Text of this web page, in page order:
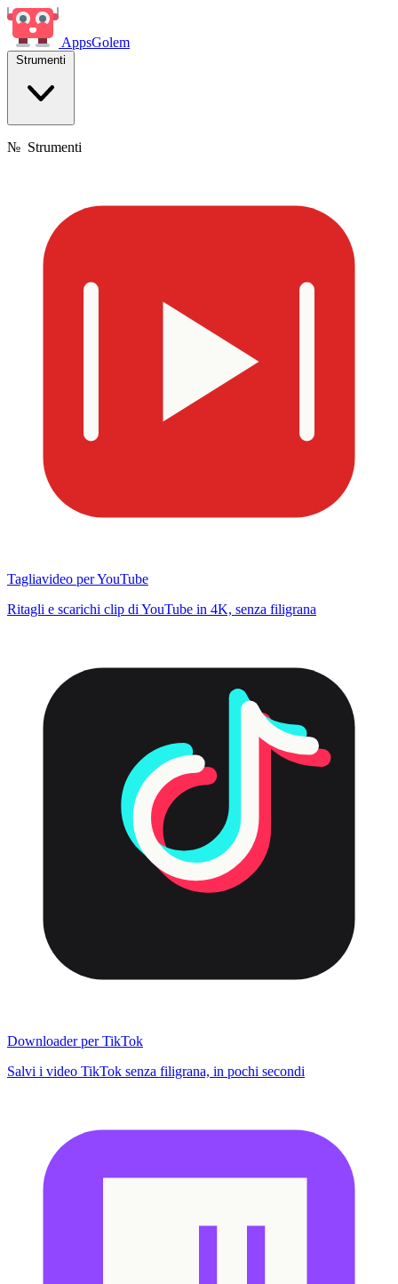
AppsGolem
Strumenti
№ Strumenti
Tagliavideo per YouTube
Ritagli e scarichi clip di YouTube in 4K, senza filigrana
Downloader per TikTok
Salvi i video TikTok senza filigrana, in pochi secondi